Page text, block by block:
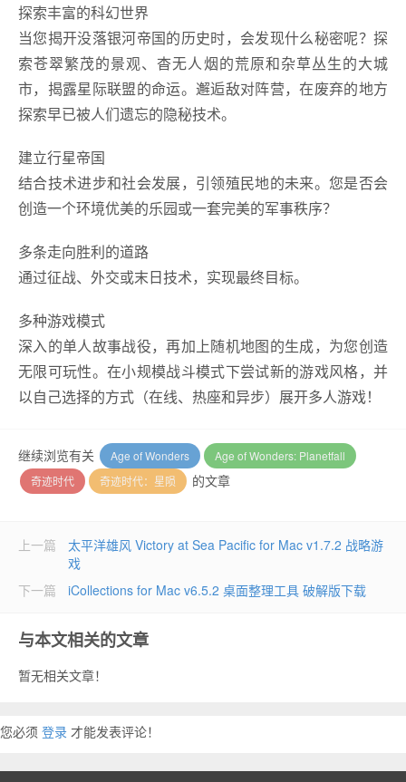
探索丰富的科幻世界
当您揭开没落银河帝国的历史时，会发现什么秘密呢？探
索苍翠繁茂的景观、杳无人烟的荒原和杂草丛生的大城
市，揭露星际联盟的命运。邂逅敌对阵营，在废弃的地方
探索早已被人们遗忘的隐秘技术。
建立行星帝国
结合技术进步和社会发展，引领殖民地的未来。您是否会
创造一个环境优美的乐园或一套完美的军事秩序？
多条走向胜利的道路
通过征战、外交或末日技术，实现最终目标。
多种游戏模式
深入的单人故事战役，再加上随机地图的生成，为您创造
无限可玩性。在小规模战斗模式下尝试新的游戏风格，并
以自己选择的方式（在线、热座和异步）展开多人游戏！
继续浏览有关 Age of Wonders
Age of Wonders: Planetfall
奇迹时代
奇迹时代：星陨 的文章
上一篇
太平洋雄风 Victory at Sea Pacific for Mac v1.7.2 战略游
戏
iCollections for Mac v6.5.2 桌面整理工具 破解版下载
下一篇
与本文相关的文章
暂无相关文章！
您必须 登录 才能发表评论！